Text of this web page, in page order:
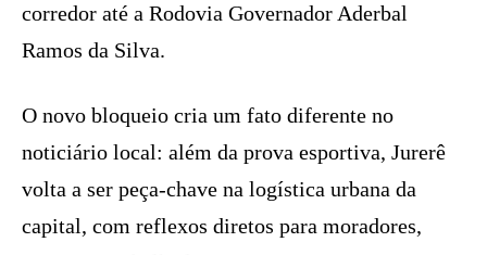
corredor até a Rodovia Governador Aderbal
Ramos da Silva.
O novo bloqueio cria um fato diferente no
noticiário local: além da prova esportiva, Jurerê
volta a ser peça-chave na logística urbana da
capital, com reflexos diretos para moradores,